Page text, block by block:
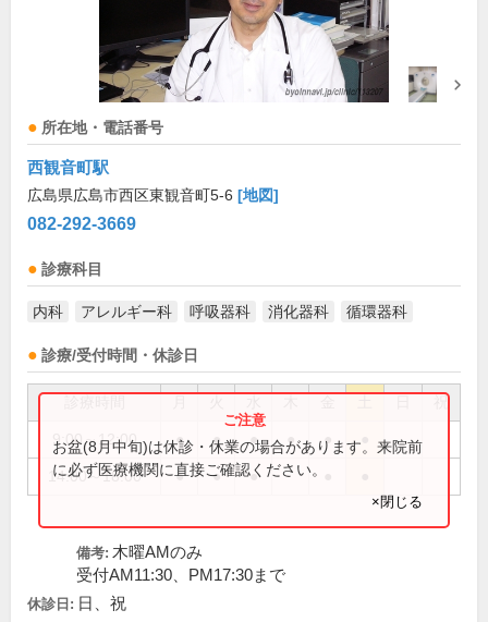
所在地・電話番号
西観音町駅
広島県広島市西区東観音町5-6 [地図]
082-292-3669
診療科目
内科 アレルギー科 呼吸器科 消化器科 循環器科
診療/受付時間・休診日
祝
9:00～12:00 ● ● ● ● ●
14:00～18:00 ● ● ●
お盆(8月中旬)は休診・休業の場合があります。来院前
に必ず医療機関に直接ご確認ください。
×閉じる
備考: 木曜AMのみ
受付AM11:30、PM17:30まで
休診日: 日、祝